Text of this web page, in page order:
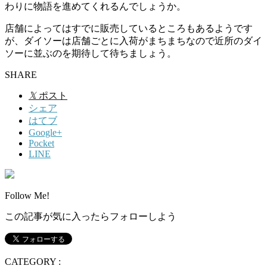
わりに物語を進めてくれるんでしょうか。
店舗によってはすでに販売しているところもあるようです
が、ダイソーは店舗ごとに入荷がまちまちなので近所のダイ
ソーに並ぶのを期待して待ちましょう。
SHARE
𝕏 ポスト
シェア
はてブ
Google+
Pocket
LINE
Follow Me!
この記事が気に入ったらフォローしよう
CATEGORY :